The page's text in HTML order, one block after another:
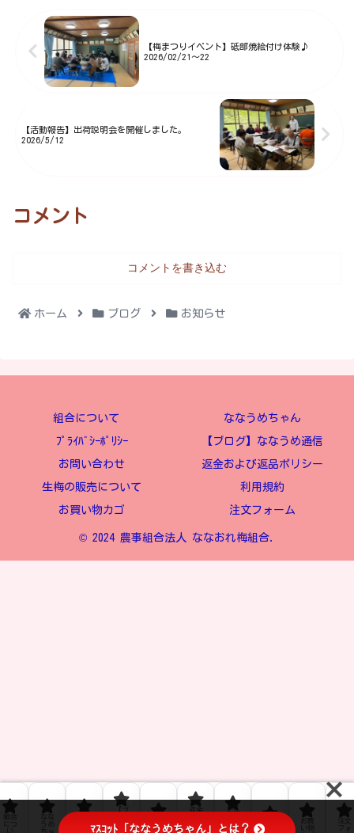
いました。組合員さんも「今年
【梅まつりイベント】砥部焼絵付け体験♪
2026/02/21～22
【活動報告】出荷説明会を開催しました。
2026/5/12
コメント
コメントを書き込む
ホーム ブログ お知らせ
組合について ななうめちゃん
ﾌﾟﾗｲﾊﾞｼｰﾎﾟﾘｼｰ 【ブログ】ななうめ通信
お問い合わせ 返金および返品ポリシー
生梅の販売について 利用規約
お買い物カゴ 注文フォーム
© 2024 農事組合法人 ななおれ梅組合.
ﾊﾞｼｰ
ﾎﾟﾘｼ
グ】
なな
い合
返金
び返
品ポ
生梅
売に
利用
規約
フォ
ﾏｽｺｯﾄ「ななうめちゃん」とは？